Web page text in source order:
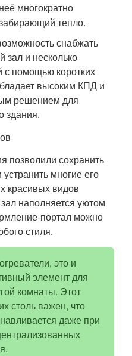
многократно
тепло.
снабжать
зал и несколько
помощью коротких
высоким КПД и
решением для
здания.
позволили сохранить
многие его
красивых видов
наполняется уютом
портал можно
стиля.
это и
элемент для
комнаты. Этот
столь важен, что
даже при